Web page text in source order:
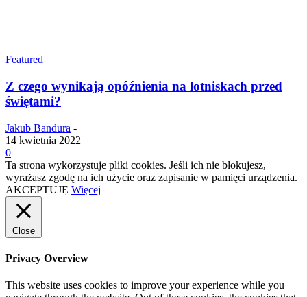
Featured
Z czego wynikają opóźnienia na lotniskach przed
świętami?
Jakub Bandura -
14 kwietnia 2022
0
Ta strona wykorzystuje pliki cookies. Jeśli ich nie blokujesz,
wyrażasz zgodę na ich użycie oraz zapisanie w pamięci urządzenia.
AKCEPTUJĘ Więcej
Close
Privacy Overview
This website uses cookies to improve your experience while you